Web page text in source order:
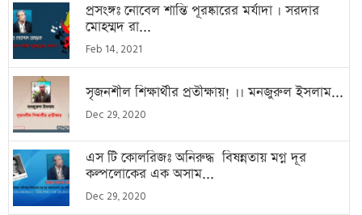
প্রসংঙ্গঃ নোবেল শান্তি পূরষ্কারের মর্যাদা । সরদার
মোহম্মদ রা...
Feb 14, 2021
সৃজনশীল শিক্ষার্থীর প্রতীক্ষায়! ।। মনজুরুল ইসলাম...
Dec 29, 2020
এস টি কোলরিজঃ অনিরুদ্ধ বিষন্নতায় মগ্ন দূর
কল্পলোকের এক অসাম...
Dec 29, 2020